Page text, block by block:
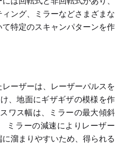
ング、ミラーなどさまざまな
特定のスキャンパターンを作
ーザーは、レーザーパルスを
、地面にギザギザの模様を作
ワス幅は、ミラーの最大傾斜
ミラーの減速によりレーザー
溜まりやすいため、得られる